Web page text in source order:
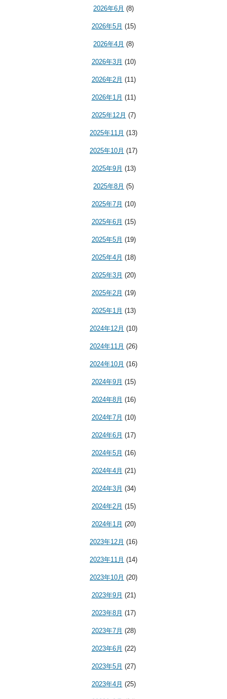
2026年6月 (8)
2026年5月 (15)
2026年4月 (8)
2026年3月 (10)
2026年2月 (11)
2026年1月 (11)
2025年12月 (7)
2025年11月 (13)
2025年10月 (17)
2025年9月 (13)
2025年8月 (5)
2025年7月 (10)
2025年6月 (15)
2025年5月 (19)
2025年4月 (18)
2025年3月 (20)
2025年2月 (19)
2025年1月 (13)
2024年12月 (10)
2024年11月 (26)
2024年10月 (16)
2024年9月 (15)
2024年8月 (16)
2024年7月 (10)
2024年6月 (17)
2024年5月 (16)
2024年4月 (21)
2024年3月 (34)
2024年2月 (15)
2024年1月 (20)
2023年12月 (16)
2023年11月 (14)
2023年10月 (20)
2023年9月 (21)
2023年8月 (17)
2023年7月 (28)
2023年6月 (22)
2023年5月 (27)
2023年4月 (25)